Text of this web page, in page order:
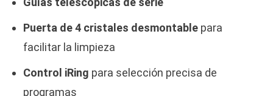
Puerta de 4 cristales desmontablepara
facilitar la limpieza
Control iRing para selección precisa de
programas